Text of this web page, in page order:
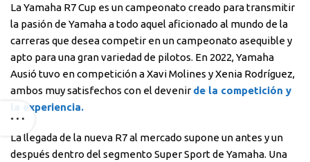
La Yamaha R7 Cup es un campeonato creado para transmitir
la pasión de Yamaha a todo aquel aficionado al mundo de la
carreras que desea competir en un campeonato asequible y
apto para una gran variedad de pilotos. En 2022, Yamaha
Ausió tuvo en competición a Xavi Molines y Xenia Rodríguez,
ambos muy satisfechos con el devenir de la competición y
la experiencia.
La llegada de la nueva R7 al mercado supone un antes y un
después dentro del segmento Super Sport de Yamaha. Una